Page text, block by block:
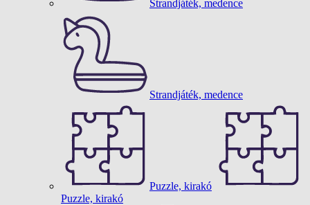
Strandjáték, medence
Strandjáték, medence
Puzzle, kirakó
Puzzle, kirakó